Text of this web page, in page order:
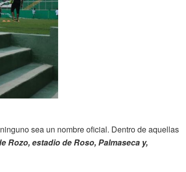
sea un nombre oficial. Dentro de aquellas
Rozo, estadio de Roso, Palmaseca y,